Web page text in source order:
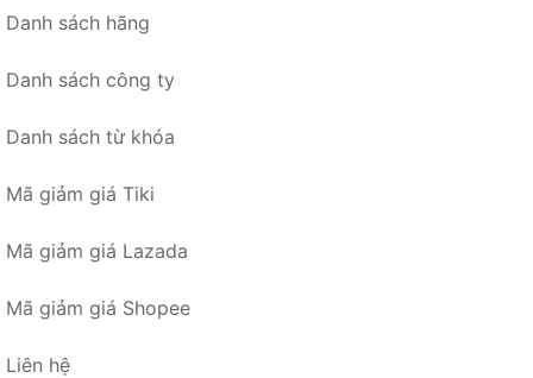
Danh sách hãng
Danh sách công ty
Danh sách từ khóa
Mã giảm giá Tiki
Mã giảm giá Lazada
Mã giảm giá Shopee
Liên hệ